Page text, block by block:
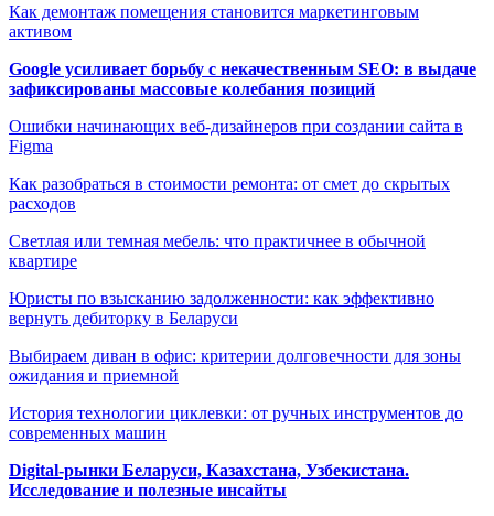
Как демонтаж помещения становится маркетинговым
активом
Google усиливает борьбу с некачественным SEO: в выдаче
зафиксированы массовые колебания позиций
Ошибки начинающих веб-дизайнеров при создании сайта в
Figma
Как разобраться в стоимости ремонта: от смет до скрытых
расходов
Светлая или темная мебель: что практичнее в обычной
квартире
Юристы по взысканию задолженности: как эффективно
вернуть дебиторку в Беларуси
Выбираем диван в офис: критерии долговечности для зоны
ожидания и приемной
История технологии циклевки: от ручных инструментов до
современных машин
Digital-рынки Беларуси, Казахстана, Узбекистана.
Исследование и полезные инсайты